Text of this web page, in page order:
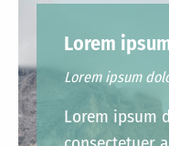
Lorem
Lorem ipsum
Lorem ipsum